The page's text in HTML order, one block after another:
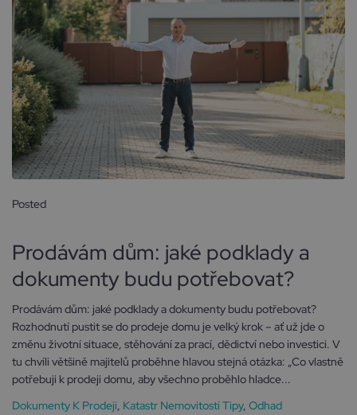
Posted
Prodávám dům: jaké podklady a
dokumenty budu potřebovat?
Prodávám dům: jaké podklady a dokumenty budu potřebovat?
Rozhodnutí pustit se do prodeje domu je velký krok – ať už jde o
změnu životní situace, stěhování za prací, dědictví nebo investici. V
tu chvíli většině majitelů proběhne hlavou stejná otázka: „Co vlastně
potřebuji k prodeji domu, aby všechno proběhlo hladce...
Dokumenty K Prodeji, Katastr Nemovitostí Tipy, Odhad